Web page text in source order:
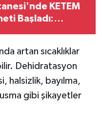
KETEM
Başladı:
artan sıcaklıklar
Dehidratasyon
halsizlik, bayılma,
gibi şikayetler